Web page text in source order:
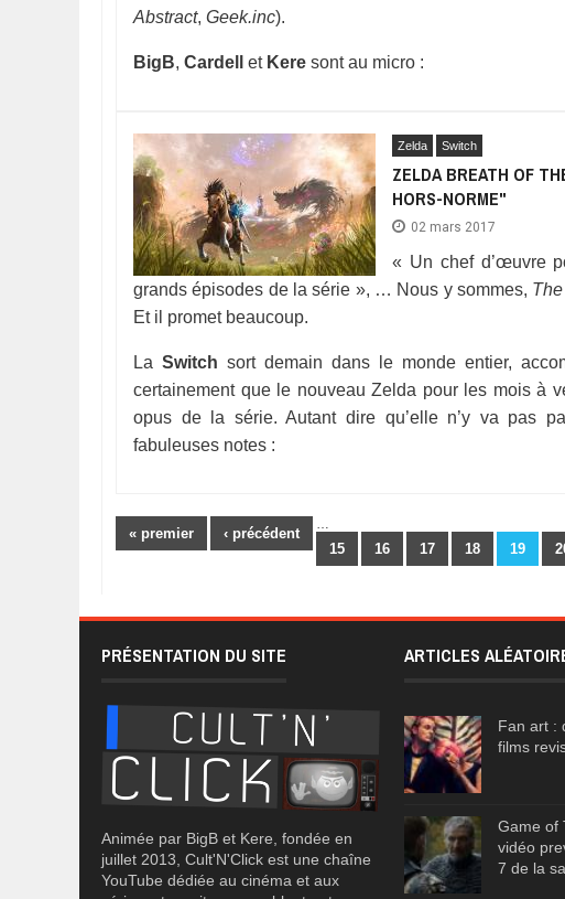
Abstract, Geek.inc).
BigB, Cardell et Kere sont au micro :
Zelda Switch
ZELDA BREATH OF
HORS-NORME"
02 mars 2017
« Un chef d’œuvre
grands épisodes de la série », … Nous y sommes,
Et il promet beaucoup.
La Switch sort demain dans le monde entier,
certainement que le nouveau Zelda pour les mois à
opus de la série. Autant dire qu’elle n’y va pas
fabuleuses notes :
« premier ‹ précédent
…
15 16 17 18 19
PRÉSENTATION DU SITE
Animée par BigB et Kere, fondée en
juillet 2013, Cult'N'Click est une chaîne
YouTube dédiée au cinéma et aux
ARTICLES
Fan art :
films
Game of
vidéo
7 de la